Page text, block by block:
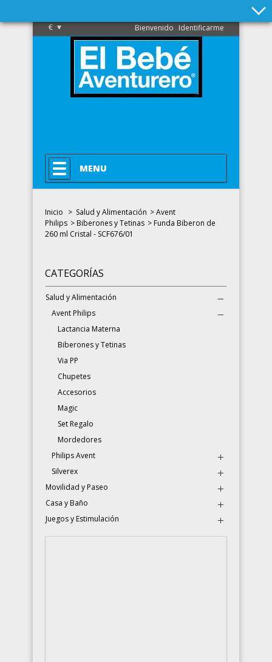
€ Bienvenido Identificarme
MENU
Inicio > Salud y Alimentación >Avent
Philips > Biberones y Tetinas > Funda Biberon de
260 ml Cristal - SCF676/01
CATEGORÍAS
Salud y Alimentación
Avent Philips
Lactancia Materna
Biberones y Tetinas
Via PP
Chupetes
Accesorios
Magic
Set Regalo
Mordedores
Philips Avent
Silverex
Movilidad y Paseo
Casa y Baño
Juegos y Estimulación